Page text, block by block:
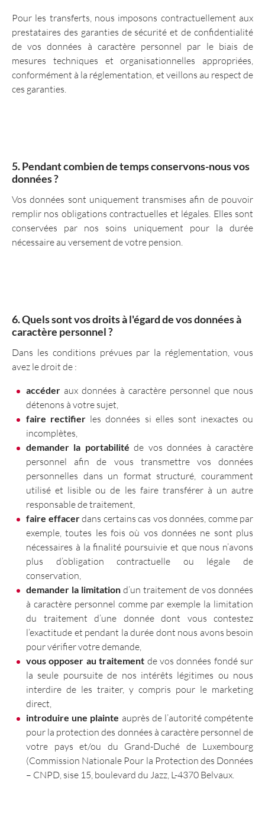
Pour les transferts, nous imposons contractuellement aux
prestataires des garanties de sécurité et de confidentialité
de vos données à caractère personnel par le biais de
mesures techniques et organisationnelles appropriées,
conformément à la réglementation, et veillons au respect de
ces garanties.
5. Pendant combien de temps conservons-nous vos
données ?
Vos données sont uniquement transmises afin de pouvoir
remplir nos obligations contractuelles et légales. Elles sont
conservées par nos soins uniquement pour la durée
nécessaire au versement de votre pension.
6. Quels sont vos droits à l'égard de vos données à
caractère personnel ?
Dans les conditions prévues par la réglementation, vous
avez le droit de :
accéder aux données à caractère personnel que nous
détenons à votre sujet,
faire rectifier les données si elles sont inexactes ou
incomplètes,
demander la portabilité de vos données à caractère
personnel afin de vous transmettre vos données
personnelles dans un format structuré, couramment
utilisé et lisible ou de les faire transférer à un autre
responsable de traitement,
faire effacerdans certains cas vos données, comme par
exemple, toutes les fois où vos données ne sont plus
nécessaires à la finalité poursuivie et que nous n’avons
plus d’obligation contractuelle ou légale de
conservation,
demander la limitation d’un traitement de vos données
à caractère personnel comme par exemple la limitation
du traitement d’une donnée dont vous contestez
l’exactitude et pendant la durée dont nous avons besoin
pour vérifier votre demande,
vous opposer au traitement de vos données fondé sur
la seule poursuite de nos intérêts légitimes ou nous
interdire de les traiter, y compris pour le marketing
direct,
introduire une plainte auprès de l’autorité compétente
pour la protection des données à caractère personnel de
votre pays et/ou du Grand-Duché de Luxembourg
(Commission Nationale Pour la Protection des Données
– CNPD, sise 15, boulevard du Jazz, L-4370 Belvaux.